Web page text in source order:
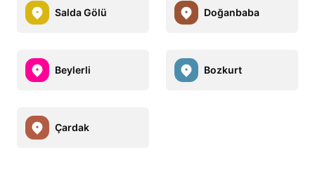
Salda Gölü Doğanbaba
Beylerli Bozkurt
Çardak